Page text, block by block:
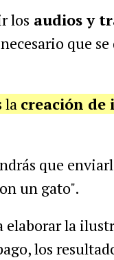
los audios y
que se
la creación de
que
un gato".
elaborar la
los